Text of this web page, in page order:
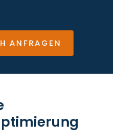
ANFRAGEN